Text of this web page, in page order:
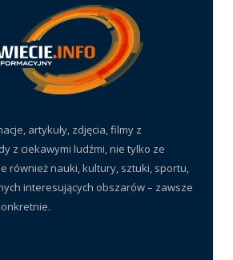
artykuły, zdjęcia, filmy z
z ciekawymi ludźmi, nie tylko ze
również nauki, kultury, sztuki, sportu,
interesujących obszarów – zawsze